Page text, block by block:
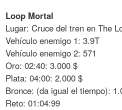
Loop Mortal
Lugar: Cruce del tren en The
Vehículo enemigo 1: 3.9T
Vehículo enemigo 2: 571
Oro: 02:40: 3.000 $
Plata: 04:00: 2.000 $
Bronce: (da igual el tiempo):
Reto: 01:04:99